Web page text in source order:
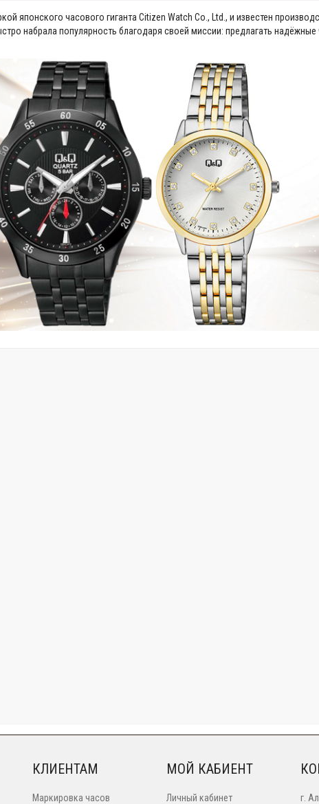
японского часового гиганта Citizen Watch Co., Ltd., и известен
набрала популярность благодаря своей миссии: предлагать
КЛИЕНТАМ
Маркировка часов
МОЙ КАБИЕНТ
Личный кабинет г.